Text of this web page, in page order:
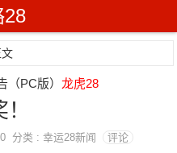
28
（PC版）龙虎28
分类 : 幸运28新闻 评论